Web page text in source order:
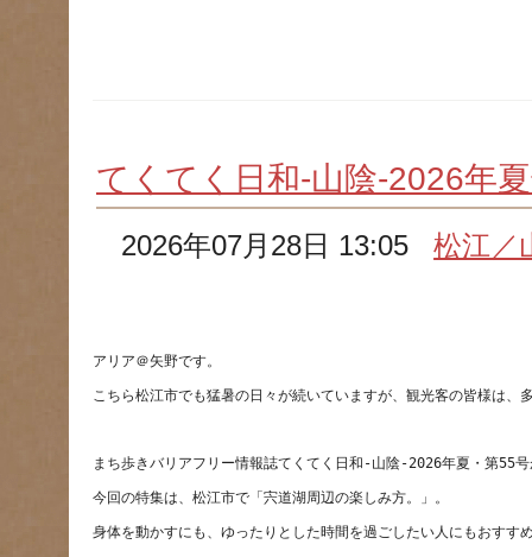
てくてく日和-山陰-2026年
2026年07月28日 13:05松江／